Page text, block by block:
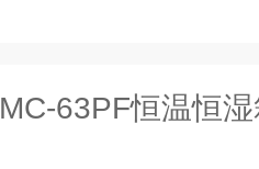
63PF恒温恒